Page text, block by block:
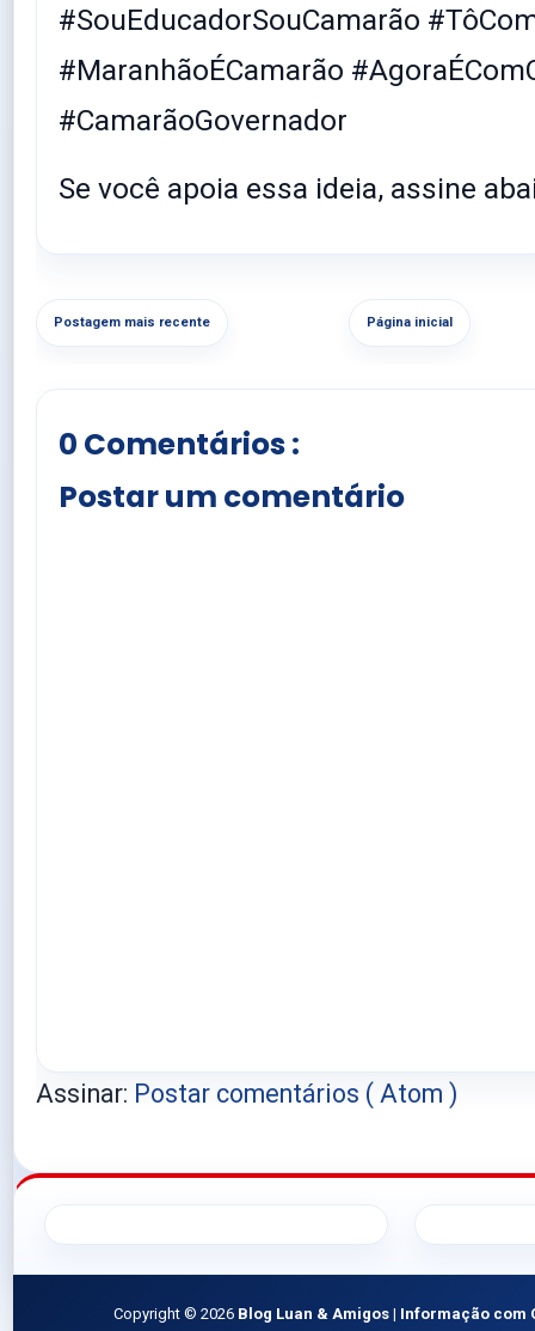
#SouEducadorSouCamarão
#MaranhãoÉCamarão
#CamarãoGovernador
Se você apoia essa ideia, assine
Postagem mais recente Página inicial
0 Comentários :
Postar um comentário
Assinar: Postar comentários ( Atom )
Copyright © 2026 Blog Luan & Amigos | Informação